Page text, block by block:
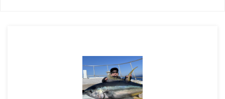
さまざまな釣りがで ...